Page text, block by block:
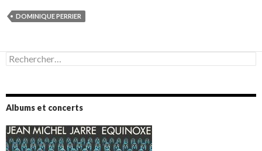
DOMINIQUE PERRIER
Rechercher :
Albums et concerts